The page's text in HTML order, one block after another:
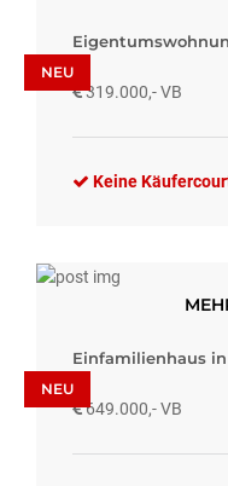
319.000,- VB
Keine
NEU
Einfamilienhaus
649.000,- VB
NEU